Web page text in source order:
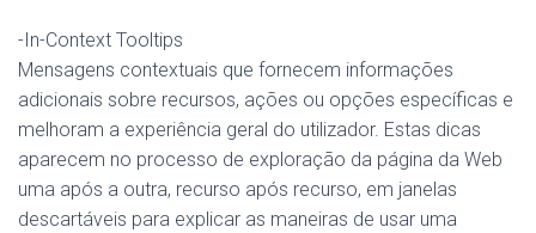
-In-Context Tooltips
Mensagens contextuais que fornecem informações
adicionais sobre recursos, ações ou opções específicas e
melhoram a experiência geral do utilizador. Estas dicas
aparecem no processo de exploração da página da Web
uma após a outra, recurso após recurso, em janelas
descartáveis ​​para explicar as maneiras de usar uma